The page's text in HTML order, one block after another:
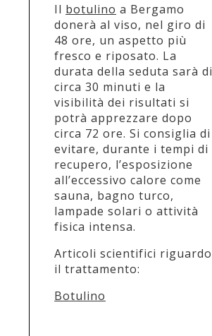
Il botulino a Bergamo
donerà al viso, nel giro di
48 ore, un aspetto più
fresco e riposato. La
durata della seduta sarà di
circa 30 minuti e la
visibilità dei risultati si
potrà apprezzare dopo
circa 72 ore. Si consiglia di
evitare, durante i tempi di
recupero, l’esposizione
all’eccessivo calore come
sauna, bagno turco,
lampade solari o attività
fisica intensa.
Articoli scientifici riguardo
il trattamento:
Botulino